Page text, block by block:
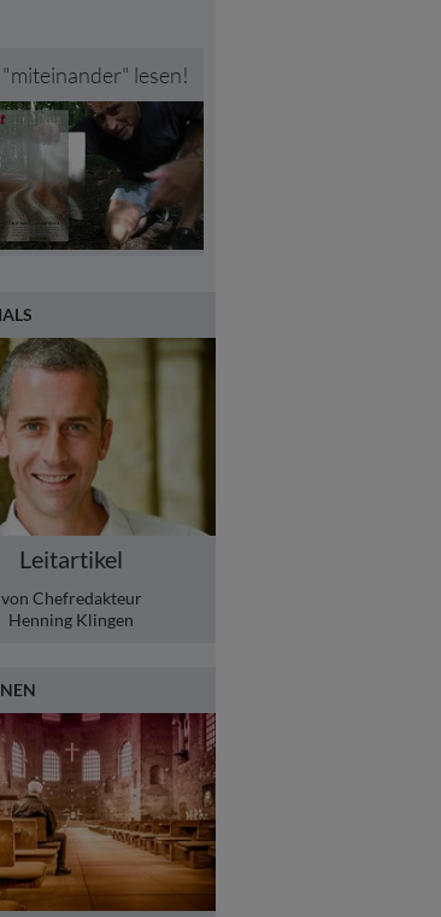
"miteinander" lesen!
Leitartikel
von Chefredakteur
Henning Klingen